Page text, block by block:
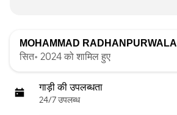
MOHAMMAD RADHANPURWALA
सित॰ 2024 को शामिल हुए
गाड़ी की उपलब्धता
24/7 उपलब्ध